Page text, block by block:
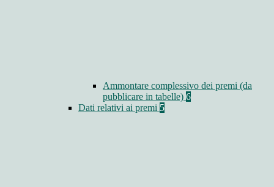
Ammontare complessivo dei premi (da
pubblicare in tabelle) 6
Dati relativi ai premi 5